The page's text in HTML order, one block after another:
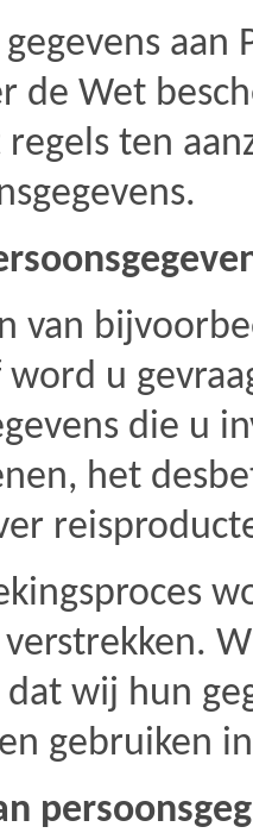
aan
de Wet
ten
van
u
die u
het
wĳ hun
gebruiken